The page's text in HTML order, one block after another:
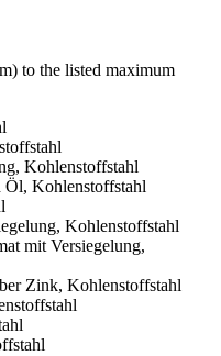
to the listed maximum
Kohlenstoffstahl
Öl, Kohlenstoffstahl
Kohlenstoffstahl
mit Versiegelung,
Zink, Kohlenstoffstahl